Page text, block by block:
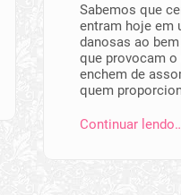
Sabemos que
entram hoje em
danosas ao
que provocam
enchem de
quem
Continuar